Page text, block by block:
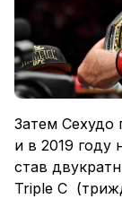
Затем Сехудо
и в 2019 году
став
Triple C